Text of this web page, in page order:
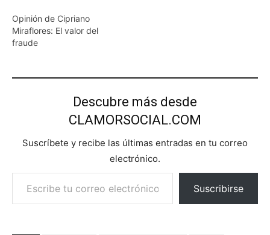
Opinión de Cipriano
Miraflores: El valor del
fraude
Descubre más desde
CLAMORSOCIAL.COM
Suscríbete y recibe las últimas entradas en tu correo
electrónico.
Escribe tu correo electrónico…
Suscribirse